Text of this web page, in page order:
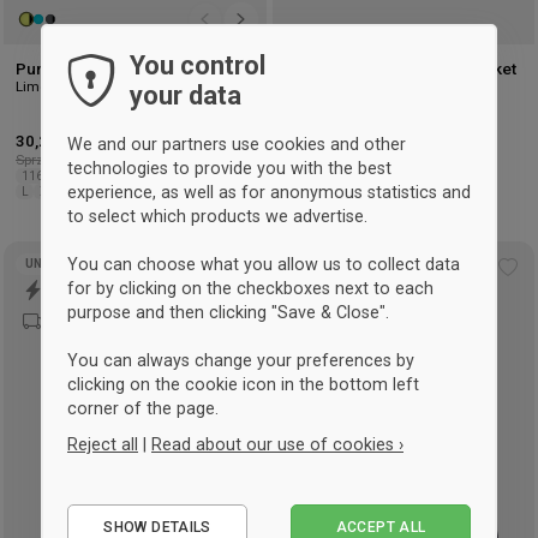
Puma TeamPacer LS Jersey
Lime Yellow & czarny
30,25 € -10%
Sprzedaż detaliczna: 33,75 €
116 128 140 152 164 XS S
M
XXL
Puma TeamLIGA training jacket
26,75 € -50%
Sprzedaż detaliczna: 54 €
S
Add
to
UNISEX UNISEX
You control
your data
We and our partners use cookies and other
technologies to provide you with the best
experience, as well as for anonymous statistics and
to select which products we advertise.
You can choose what you allow us to collect data
for by clicking on the checkboxes next to each
purpose and then clicking "Save & Close".
You can always change your preferences by
clicking on the cookie icon in the bottom left
corner of the page.
Reject all
Read about our use of cookies ›
SHOW DETAILS ACCEPT ALL